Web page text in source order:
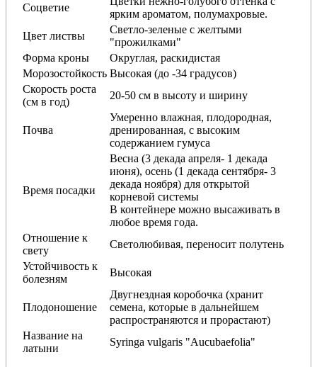
Соцветие
ярким ароматом, полумахровые.
Цвет листвы
Светло-зеленые с желтыми
"прожилками"
Форма кроны
Округлая, раскидистая
Морозостойкость Высокая (до -34 градусов)
Скорость роста
(см в год)
20-50 см в высоту и ширину
Почва
Умеренно влажная, плодородная,
дренированная, с высоким
содержанием гумуса
Время посадки
Весна (3 декада апреля- 1 декада
июня), осень (1 декада сентября- 3
декада ноября) для открытой
корневой системы
В контейнере можно высаживать в
любое время года.
Отношение к
свету
Светолюбивая, переносит полутень
Устойчивость к
болезням
Высокая
Плодоношение
Двугнездная коробочка (хранит
семена, которые в дальнейшем
распространяются и прорастают)
Название на
латыни
Syringa vulgaris "Aucubaefolia"